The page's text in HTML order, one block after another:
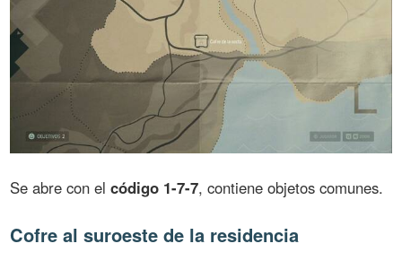
Se abre con elcódigo 1-7-7, contiene objetos comunes.
Cofre al suroeste de la residencia